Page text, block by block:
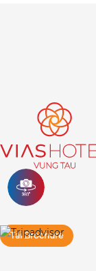
Tải Brochure